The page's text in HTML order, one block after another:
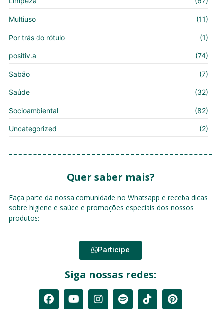
Multiuso (11)
Por trás do rótulo (1)
positiv.a (74)
Sabão (7)
Saúde (32)
Socioambiental (82)
Uncategorized (2)
Quer saber mais?
Faça parte da nossa comunidade no Whatsapp e receba dicas
sobre higiene e saúde e promoções especiais dos nossos
produtos:
Participe
Siga nossas redes: